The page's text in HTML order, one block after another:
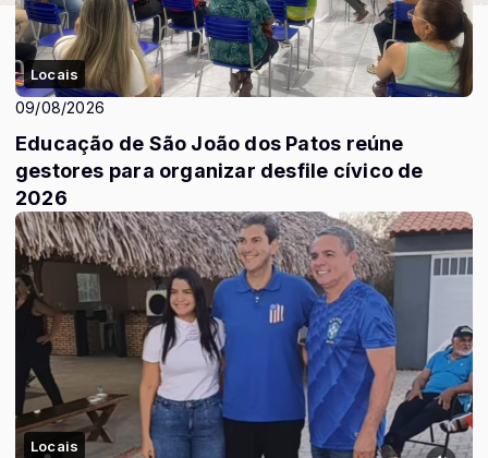
Locais
09/08/2026
Educação de São João dos Patos reúne
gestores para organizar desfile cívico de
2026
Locais